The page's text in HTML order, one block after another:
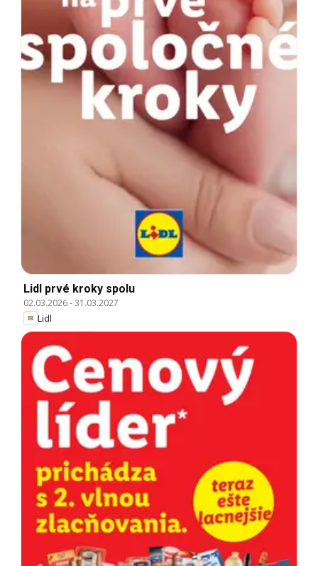
Lidl prvé kroky spolu
02.03.2026-31.03.2027
Lidl